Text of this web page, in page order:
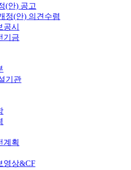
(안) 공고
정(안) 의견수렴
시
기금
기관
계획
영상&CF